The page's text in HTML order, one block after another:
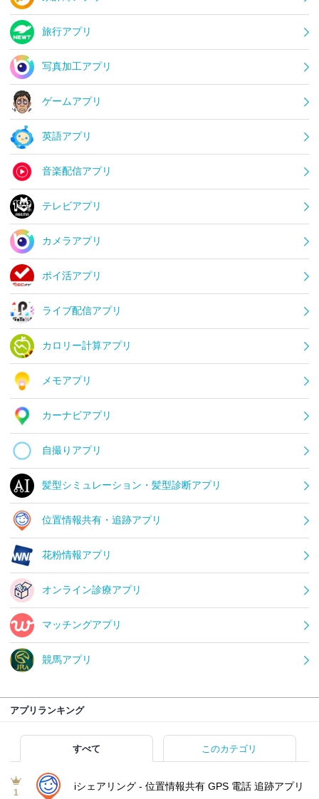
旅行アプリ
写真加工アプリ
ゲームアプリ
英語アプリ
音楽配信アプリ
テレビアプリ
カメラアプリ
ポイ活アプリ
ライブ配信アプリ
カロリー計算アプリ
メモアプリ
カーナビアプリ
自撮りアプリ
髪型シミュレーション・髪型診断アプリ
位置情報共有・追跡アプリ
花粉情報アプリ
オンライン診療アプリ
マッチングアプリ
競馬アプリ
アプリランキング
すべて このカテゴリ
1
iシェアリング - 位置情報共有 GPS 電話 追跡アプリ